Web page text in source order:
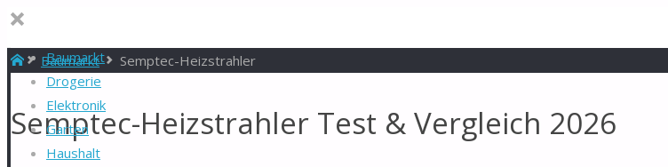
Baumarkt
Drogerie
Elektronik
Garten
Haushalt
StartBaumarkt Semptec-Heizstrahler
Semptec-Heizstrahler Test & Vergleich 2026